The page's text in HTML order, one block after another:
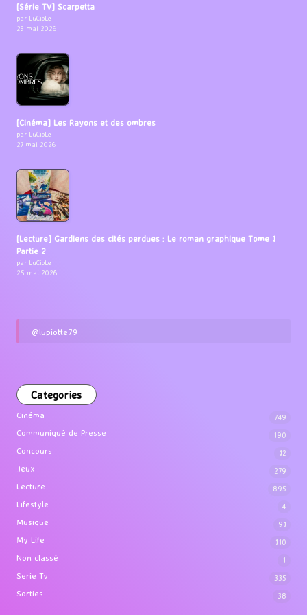
[Série TV] Scarpetta
par LuCioLe
29 mai 2026
[Cinéma] Les Rayons et des ombres
par LuCioLe
27 mai 2026
[Lecture] Gardiens des cités perdues : Le roman graphique Tome 1
Partie 2
par LuCioLe
25 mai 2026
@lupiotte79
Categories
Cinéma 749
Communiqué de Presse 190
Concours 12
Jeux 279
Lecture 895
Lifestyle 4
Musique 91
My Life 110
Non classé 1
Serie Tv 335
Sorties 38